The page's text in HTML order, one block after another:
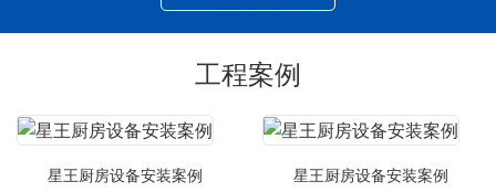
工程案例
星王厨房设备安装案例 星王厨房设备安装案例